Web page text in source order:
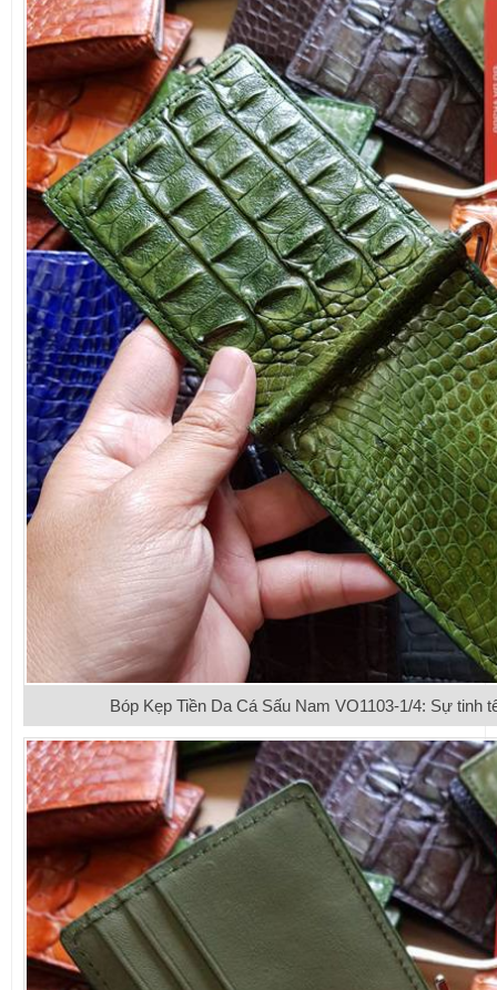
Bóp Kẹp Tiền Da Cá Sấu Nam VO1103-1/4: Sự tinh